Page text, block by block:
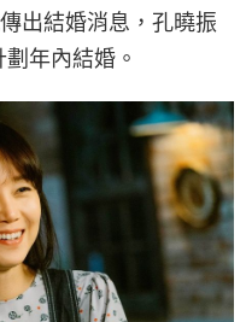
出結婚消息，孔曉振
年內結婚。